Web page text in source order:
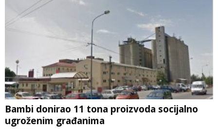
Bambi donirao 11 tona proizvoda socijalno
ugroženim građanima